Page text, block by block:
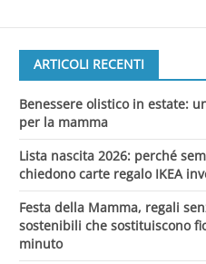
ARTICOLI RECENTI
Benessere olistico in estate:
per la mamma
Lista nascita 2026: perché
chiedono carte regalo IKEA
Festa della Mamma, regali
sostenibili che sostituiscono
minuto